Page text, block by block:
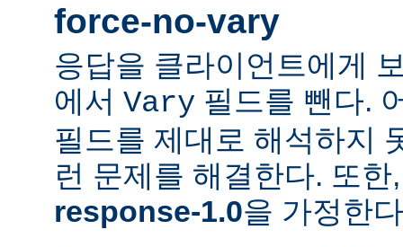
force-no-vary
응답을 클라이언트에게
에서 Vary 필드를 뺀다.
필드를 제대로 해석하지
런 문제를 해결한다. 또
response-1.0을 가정한